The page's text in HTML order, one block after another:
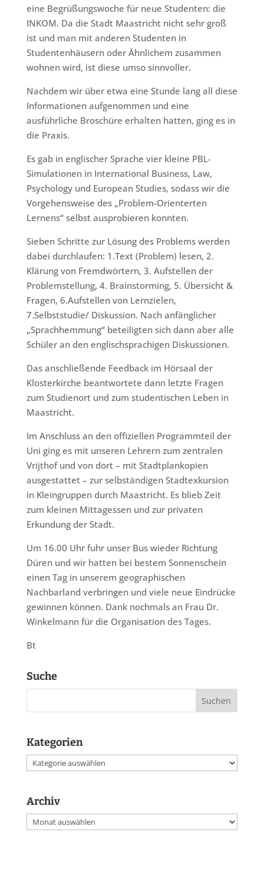
eine Begrüßungswoche für neue Studenten: die
INKOM. Da die Stadt Maastricht nicht sehr groß
ist und man mit anderen Studenten in
Studentenhäusern oder Ähnlichem zusammen
wohnen wird, ist diese umso sinnvoller.
Nachdem wir über etwa eine Stunde lang all diese
Informationen aufgenommen und eine
ausführliche Broschüre erhalten hatten, ging es in
die Praxis.
Es gab in englischer Sprache vier kleine PBL-
Simulationen in International Business, Law,
Psychology und European Studies, sodass wir die
Vorgehensweise des „Problem-Orienterten
Lernens“ selbst ausprobieren konnten.
Sieben Schritte zur Lösung des Problems werden
dabei durchlaufen: 1.Text (Problem) lesen, 2.
Klärung von Fremdwörtern, 3. Aufstellen der
Problemstellung, 4. Brainstorming, 5. Übersicht &
Fragen, 6.Aufstellen von Lernzielen,
7.Selbststudie/ Diskussion. Nach anfänglicher
„Sprachhemmung“ beteiligten sich dann aber alle
Schüler an den englischsprachigen Diskussionen.
Das anschließende Feedback im Hörsaal der
Klosterkirche beantwortete dann letzte Fragen
zum Studienort und zum studentischen Leben in
Maastricht.
Im Anschluss an den offiziellen Programmteil der
Uni ging es mit unseren Lehrern zum zentralen
Vrijthof und von dort – mit Stadtplankopien
ausgestattet – zur selbständigen Stadtexkursion
in Kleingruppen durch Maastricht. Es blieb Zeit
zum kleinen Mittagessen und zur privaten
Erkundung der Stadt.
Um 16.00 Uhr fuhr unser Bus wieder Richtung
Düren und wir hatten bei bestem Sonnenschein
einen Tag in unserem geographischen
Nachbarland verbringen und viele neue Eindrücke
gewinnen können. Dank nochmals an Frau Dr.
Winkelmann für die Organisation des Tages.
Bt
Suche
Kategorien
Kategorien
Archiv
Archiv